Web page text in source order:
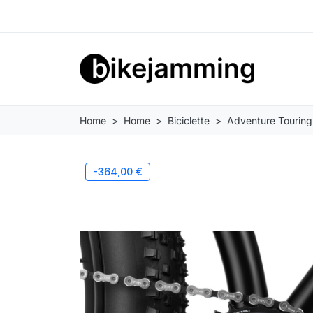
Home Home Biciclette Adventure Touring
-364,00 €